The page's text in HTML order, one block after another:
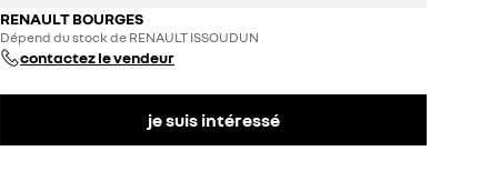
RENAULT BOURGES
Dépend du stock de RENAULT ISSOUDUN
contactez le vendeur
je suis intéressé